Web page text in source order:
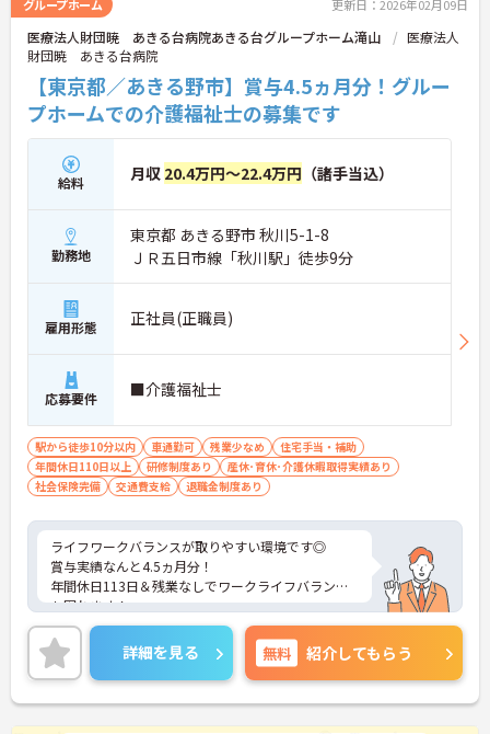
グループホーム 更新日：2026年02月09日
医療法人財団暁 あきる台病院あきる台グループホーム滝山
医療法人
財団暁 あきる台病院
【東京都／あきる野市】賞与4.5ヵ月分！グルー
プホームでの介護福祉士の募集です
給料 月収 20.4万円～22.4万円 （諸手当込）
勤務地
東京都 あきる野市 秋川5-1-8
ＪＲ五日市線「秋川駅」徒歩9分
雇用形態 正社員(正職員)
応募要件 ■介護福祉士
駅から徒歩10分以内 車通勤可 残業少なめ
住宅手当・補助
年間休日110日以上
研修制度あり
産休･育休･介護休暇取得実績あり
社会保険完備
交通費支給 退職金制度あり
ライフワークバランスが取りやすい環境です◎
賞与実績なんと4.5ヵ月分！
年間休日113日＆残業なしでワークライフバランス
も図れます！
ご興味ある方には、面接対策ポイントなど、さらに
詳細をお話しいたしますのでお気軽にご相談くださ
い！
詳細を見る 無料 紹介してもらう